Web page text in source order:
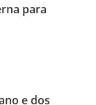
para
e dos